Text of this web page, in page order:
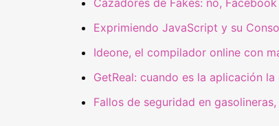
Exprimiendo JavaScript y su
Ideone, el compilador online con
GetReal: cuando es la aplicación
Fallos de seguridad en